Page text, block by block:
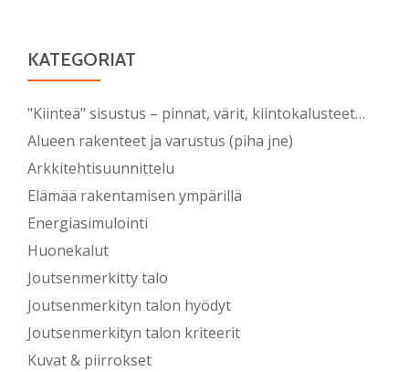
KATEGORIAT
"Kiinteä" sisustus – pinnat, värit, kiintokalusteet…
Alueen rakenteet ja varustus (piha jne)
Arkkitehtisuunnittelu
Elämää rakentamisen ympärillä
Energiasimulointi
Huonekalut
Joutsenmerkitty talo
Joutsenmerkityn talon hyödyt
Joutsenmerkityn talon kriteerit
Kuvat & piirrokset